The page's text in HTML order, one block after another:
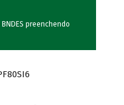
preenchendo